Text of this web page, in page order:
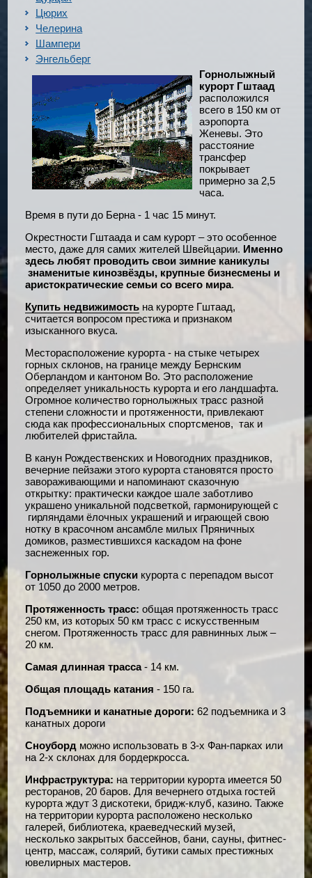
Цюрих
Челерина
Шампери
Энгельберг
Горнолыжный
курорт Гштаад
расположился
всего в 150 км от
аэропорта
Женевы. Это
расстояние
трансфер
покрывает
примерно за 2,5
часа.
Время в пути до Берна - 1 час 15 минут.
Окрестности Гштаада и сам курорт – это особенное
место, даже для самих жителей Швейцарии. Именно
здесь любят проводить свои зимние каникулы
знаменитые кинозвёзды, крупные бизнесмены и
аристократические семьи со всего мира.
Купить недвижимость на курорте Гштаад,
считается вопросом престижа и признаком
изысканного вкуса.
Месторасположение курорта - на стыке четырех
горных склонов, на границе между Бернским
Оберландом и кантоном Во. Это расположение
определяет уникальность курорта и его ландшафта.
Огромное количество горнолыжных трасс разной
степени сложности и протяженности, привлекают
сюда как профессиональных спортсменов, так и
любителей фристайла.
В канун Рождественских и Новогодних праздников,
вечерние пейзажи этого курорта становятся просто
завораживающими и напоминают сказочную
открытку: практически каждое шале заботливо
украшено уникальной подсветкой, гармонирующей с
гирляндами ёлочных украшений и играющей свою
нотку в красочном ансамбле милых Пряничных
домиков, разместившихся каскадом на фоне
заснеженных гор.
Горнолыжные спуски курорта с перепадом высот
от 1050 до 2000 метров.
Протяженность трасс:общая протяженность трасс
250 км, из которых 50 км трасс с искусственным
снегом. Протяженность трасс для равнинных лыж –
20 км.
Самая длинная трасса- 14 км.
Общая площадь катания - 150 га.
Подъемники и канатные дороги: 62 подъемника и 3
канатных дороги
Сноуборд можно использовать в 3-х Фан-парках или
на 2-х склонах для бордеркросса.
Инфраструктура: на территории курорта имеется 50
ресторанов, 20 баров. Для вечернего отдыха гостей
курорта ждут 3 дискотеки, бридж-клуб, казино. Также
на территории курорта расположено несколько
галерей, библиотека, краеведческий музей,
несколько закрытых бассейнов, бани, сауны, фитнес-
центр, массаж, солярий, бутики самых престижных
ювелирных мастеров.